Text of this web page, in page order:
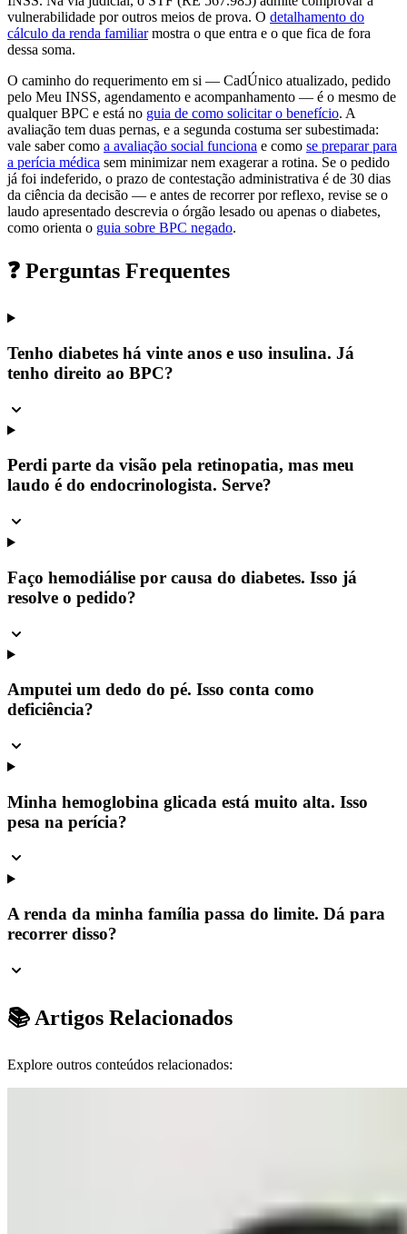
vulnerabilidade por outros meios de prova. O detalhamento do
cálculo da renda familiar mostra o que entra e o que fica de fora
dessa soma.
O caminho do requerimento em si — CadÚnico atualizado, pedido
pelo Meu INSS, agendamento e acompanhamento — é o mesmo de
qualquer BPC e está no guia de como solicitar o benefício. A
avaliação tem duas pernas, e a segunda costuma ser subestimada:
vale saber como a avaliação social funciona e como se preparar para
a perícia médica sem minimizar nem exagerar a rotina. Se o pedido
já foi indeferido, o prazo de contestação administrativa é de 30 dias
da ciência da decisão — e antes de recorrer por reflexo, revise se o
laudo apresentado descrevia o órgão lesado ou apenas o diabetes,
como orienta o guia sobre BPC negado.
❓ Perguntas Frequentes
Tenho diabetes há vinte anos e uso insulina. Já
tenho direito ao BPC?
Perdi parte da visão pela retinopatia, mas meu
laudo é do endocrinologista. Serve?
Faço hemodiálise por causa do diabetes. Isso já
resolve o pedido?
Amputei um dedo do pé. Isso conta como
deficiência?
Minha hemoglobina glicada está muito alta. Isso
pesa na perícia?
A renda da minha família passa do limite. Dá para
recorrer disso?
📚 Artigos Relacionados
Explore outros conteúdos relacionados: